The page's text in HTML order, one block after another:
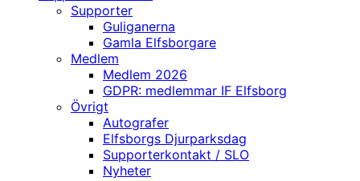
Supporter
Guliganerna
Gamla Elfsborgare
Medlem
Medlem 2026
GDPR: medlemmar IF Elfsborg
Övrigt
Autografer
Elfsborgs Djurparksdag
Supporterkontakt / SLO
Nyheter